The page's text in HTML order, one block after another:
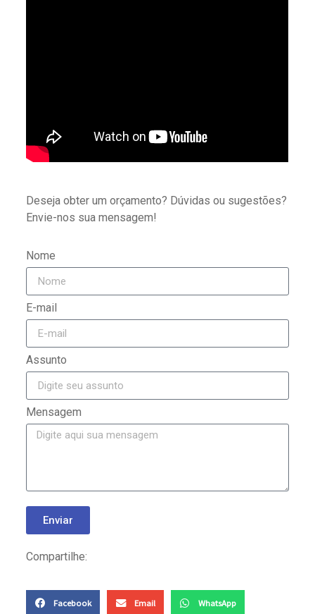
Deseja obter um orçamento? Dúvidas ou sugestões?
Envie-nos sua mensagem!
Nome
E-mail
Assunto
Mensagem
Enviar
Compartilhe:
Facebook Email WhatsApp